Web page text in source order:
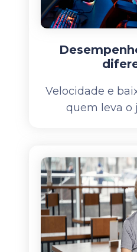
Velocidade e
quem leva o